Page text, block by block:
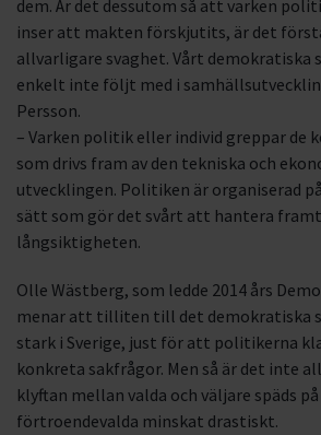
dem. Är det dessutom så att varken
inser att makten förskjutits, är det
allvarligare svaghet. Vårt demokratiska
enkelt inte följt med i
Persson.
– Varken politik eller individ greppar de
som drivs fram av den tekniska och
utvecklingen. Politiken är organiserad
sätt som gör det svårt att hantera
långsiktigheten.
Olle Wästberg, som ledde 2014 års
menar att tilliten till det demokratiska
stark i Sverige, just för att politikerna
konkreta sakfrågor. Men så är det inte
klyftan mellan valda och väljare späds
förtroendevalda minskat drastiskt.